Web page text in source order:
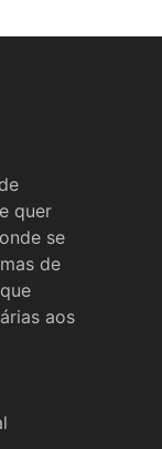
quer
se
de
aos